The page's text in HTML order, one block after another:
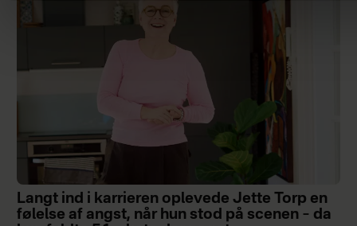
Langt ind i karrieren oplevede Jette Torp en
følelse af angst, når hun stod på scenen – da